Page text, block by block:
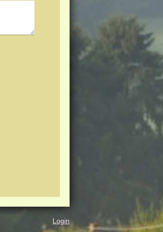
Login